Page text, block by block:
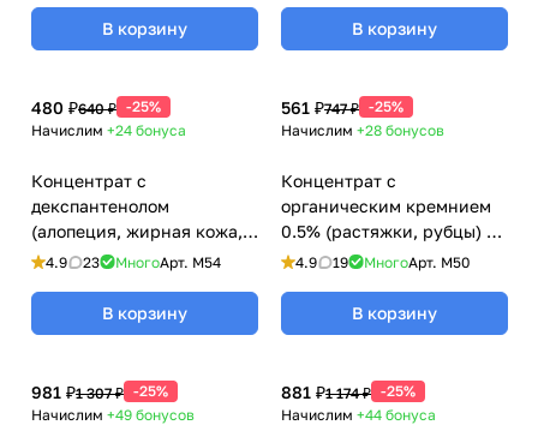
В корзину В корзину
480 ₽640 ₽ -25%
Начислим +24 бонуса
Концентрат с
декспантенолом
(алопеция, жирная кожа,
антиэйдж) / Dexpanthenol
(Космотерос), 6 мл
4.9 23 МногоАрт. M54
В корзину
561 ₽747 ₽ -25%
Начислим +28 бонусов
Концентрат с
органическим кремнием
0.5% (растяжки, рубцы) /
Organic Silicon Care,
4.9 19 МногоАрт. M50
В корзину
981 ₽1 307 ₽ -25%
Начислим +49 бонусов
881 ₽1 174 ₽ -25%
Начислим +44 бонуса